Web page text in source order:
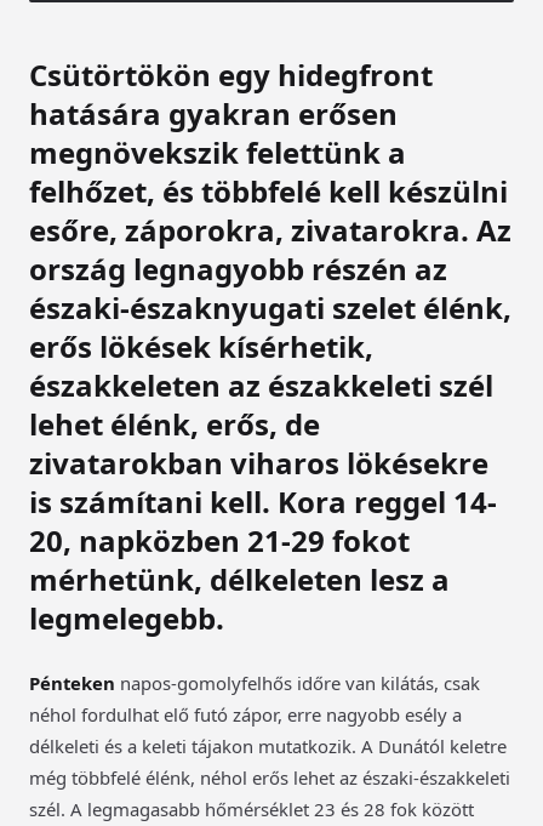
Csütörtökön egy hidegfront
hatására gyakran erősen
megnövekszik felettünk a
felhőzet, és többfelé kell készülni
esőre, záporokra, zivatarokra. Az
ország legnagyobb részén az
északi-északnyugati szelet élénk,
erős lökések kísérhetik,
északkeleten az északkeleti szél
lehet élénk, erős, de
zivatarokban viharos lökésekre
is számítani kell. Kora reggel 14-
20, napközben 21-29 fokot
mérhetünk, délkeleten lesz a
legmelegebb.
Pénteken napos-gomolyfelhős időre van kilátás, csak
néhol fordulhat elő futó zápor, erre nagyobb esély a
délkeleti és a keleti tájakon mutatkozik. A Dunától keletre
még többfelé élénk, néhol erős lehet az északi-északkeleti
szél. A legmagasabb hőmérséklet 23 és 28 fok között